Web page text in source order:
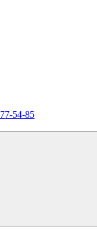
54-85